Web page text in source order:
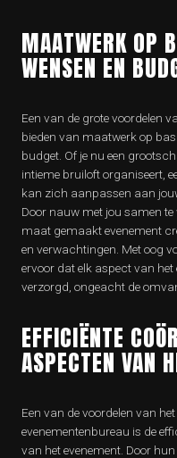
MAATWERK OP
WENSEN EN
Een van de grote voordelen
bieden van maatwerk op
budget. Of je nu een
intieme bruiloft organiseert,
kan zich aanpassen aan
Door nauw met jou samen te
maat gemaakt evenement
en verwachtingen. Met oog
ervoor dat elk aspect van
verzorgd, ongeacht de
EFFICIËNTE
ASPECTEN VAN
Een van de voordelen van
evenementenbureau is de
van het evenement. Door